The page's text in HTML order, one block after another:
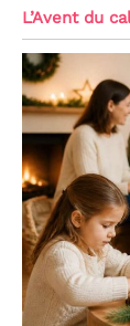
L’Avent du